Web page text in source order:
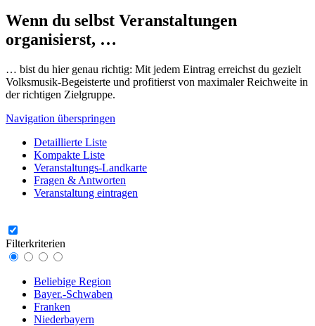
Wenn du selbst Veranstaltungen
organisierst, …
… bist du hier genau richtig: Mit jedem Eintrag erreichst du gezielt
Volksmusik-Begeisterte und profitierst von maximaler Reichweite in
der richtigen Zielgruppe.
Navigation überspringen
Detaillierte Liste
Kompakte Liste
Veranstaltungs-Landkarte
Fragen & Antworten
Veranstaltung eintragen
Filterkriterien
Beliebige Region
Bayer.-Schwaben
Franken
Niederbayern